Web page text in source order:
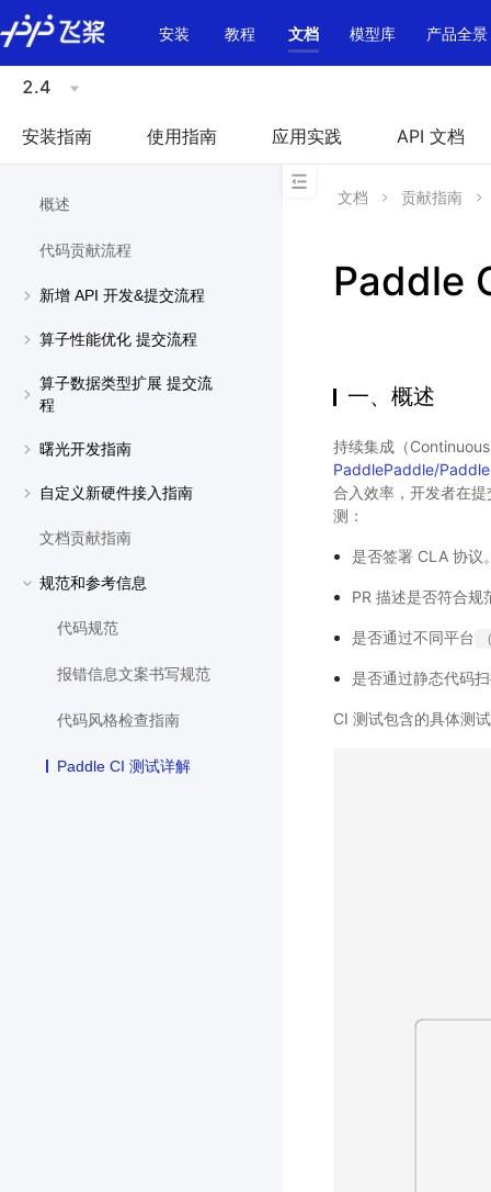
\u200E
安装
教程 文档 模型库 产品全景
2.4
安装指南 使用指南 应用实践 API 文档
概述
代码贡献流程
新增 API 开发&提交流程
算子性能优化 提交流程
算子数据类型扩展 提交流
程
曙光开发指南
自定义新硬件接入指南
文档贡献指南
规范和参考信息
代码规范
报错信息文案书写规范
代码风格检查指南
Paddle CI 测试详解
文档 贡献指南
Paddle
一、概述
持续集成（
PaddlePaddle/Paddle
合入效率，开发者在
测：
是否签署 CLA 协议
PR 描述是否符合规
是否通过不同平台
是否通过静态代码
CI 测试包含的具体测